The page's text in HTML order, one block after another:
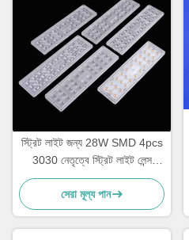
স্ট্রিট লাইট জন্য 28W SMD 4pcs
3030 নেতৃত্বে স্ট্রিট লাইট লেন্স
TYPE4-S
সেরা মূল্য পান